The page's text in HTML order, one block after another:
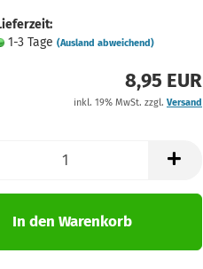
1-3 Tage (Ausland abweichend)
8,95 EUR
inkl. 19% MwSt. zzgl. Versand
In den Warenkorb